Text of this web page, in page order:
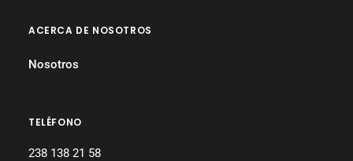
ACERCA DE NOSOTROS
Nosotros
TELÉFONO
238 138 21 58